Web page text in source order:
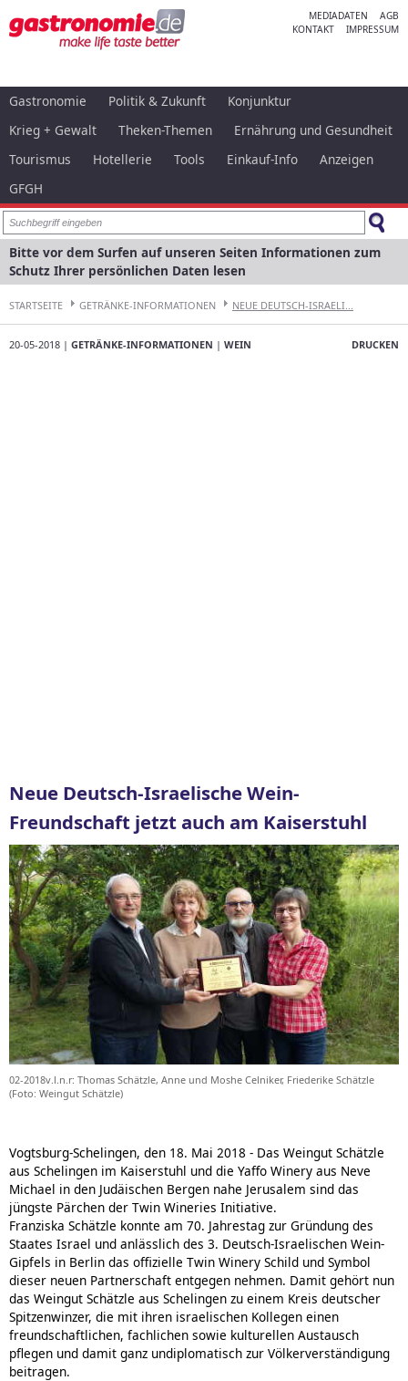
MEDIADATEN
AGB
KONTAKT
IMPRESSUM
Gastronomie Politik & Zukunft
Konjunktur
Krieg + Gewalt
Theken-Themen
Ernährung und Gesundheit
Tourismus
Hotellerie Tools Einkauf-Info
Anzeigen
GFGH
Bitte vor dem Surfen auf unseren Seiten Informationen zum
Schutz Ihrer persönlichen Daten lesen
STARTSEITE GETRÄNKE-INFORMATIONEN NEUE DEUTSCH-ISRAELI...
DRUCKEN
20-05-2018 | GETRÄNKE-INFORMATIONEN | WEIN
Neue Deutsch-Israelische Wein-
Freundschaft jetzt auch am Kaiserstuhl
02-2018v.l.n.r: Thomas Schätzle, Anne und Moshe Celniker, Friederike Schätzle
(Foto: Weingut Schätzle)
Vogtsburg-Schelingen, den 18. Mai 2018 - Das Weingut Schätzle
aus Schelingen im Kaiserstuhl und die Yaffo Winery aus Neve
Michael in den Judäischen Bergen nahe Jerusalem sind das
jüngste Pärchen der Twin Wineries Initiative.
Franziska Schätzle konnte am 70. Jahrestag zur Gründung des
Staates Israel und anlässlich des 3. Deutsch-Israelischen Wein-
Gipfels in Berlin das offizielle Twin Winery Schild und Symbol
dieser neuen Partnerschaft entgegen nehmen. Damit gehört nun
das Weingut Schätzle aus Schelingen zu einem Kreis deutscher
Spitzenwinzer, die mit ihren israelischen Kollegen einen
freundschaftlichen, fachlichen sowie kulturellen Austausch
pflegen und damit ganz undiplomatisch zur Völkerverständigung
beitragen.